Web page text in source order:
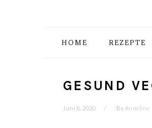
HOME REZEPTE
GESUND
Juni 8, 2020 By Annelina